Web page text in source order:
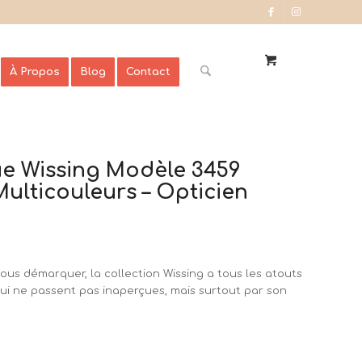
À Propos Blog Contact
Wissing Modèle 3459
– Opticien
démarquer, la collection Wissing a tous les atouts
ne passent pas inaperçues, mais surtout par son